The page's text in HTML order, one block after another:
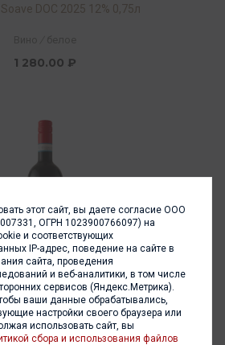
DOC 2025 12% 0,75л
1 280.00 ₽
d'Abruzzo DOC 2024 12,5%
0,75л
Вино/ красное
этот сайт, вы даете согласие ООО
ОГРН 1023900766097) на
и соответствующих
IP-адрес, поведение на сайте в
сайта, проведения
и веб-аналитики, в том числе
сервисов (Яндекс.Метрика).
ваши данные обрабатывались,
настройки своего браузера или
использовать сайт, вы
сбора и использования файлов